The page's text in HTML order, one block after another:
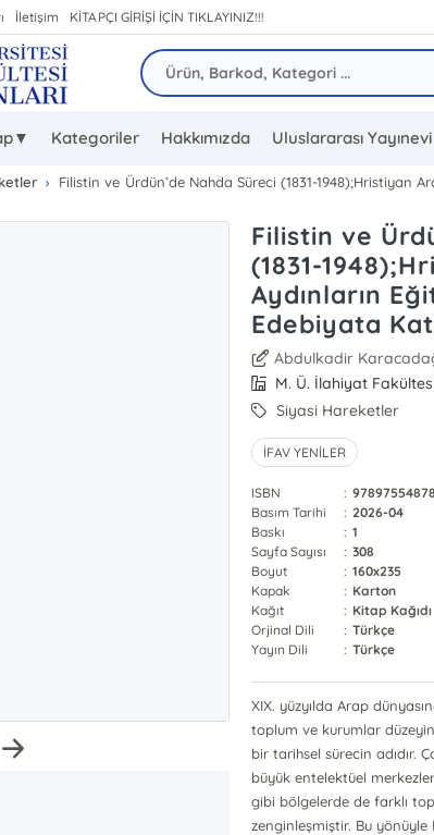
İletişim KİTAPÇI GİRİŞİ İÇİN TIKLAYINIZ!!!
Kategoriler Hakkımızda Uluslararası Yayınevi
Filistin ve Ürdün’de Nahda Süreci (1831-1948);Hristiyan
Filistin ve
(1831-
Aydınların
Edebiyata
Abdulkadir
M. Ü. İlahiyat Fakültesi
Siyasi Hareketler
İFAV YENİLER
ISBN :
Basım Tarihi
: 2026-04
Baskı
: 1
Sayfa Sayısı
: 308
Boyut
: 160x235
Kapak
: Karton
Kağıt
: Kitap Kağıdı
Orjinal Dili
: Türkçe
Yayın Dili
: Türkçe
XIX. yüzyılda Arap
toplum ve kurumlar
bir tarihsel sürecin adıdır.
büyük entelektüel
gibi bölgelerde de farklı
zenginleşmiştir. Bu